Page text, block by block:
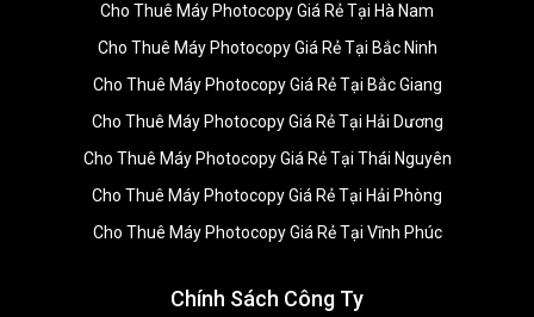
Cho Thuê Máy Photocopy Giá Rẻ Tại Hà Nam
Cho Thuê Máy Photocopy Giá Rẻ Tại Bắc Ninh
Cho Thuê Máy Photocopy Giá Rẻ Tại Bắc Giang
Cho Thuê Máy Photocopy Giá Rẻ Tại Hải Dương
Cho Thuê Máy Photocopy Giá Rẻ Tại Thái Nguyên
Cho Thuê Máy Photocopy Giá Rẻ Tại Hải Phòng
Cho Thuê Máy Photocopy Giá Rẻ Tại Vĩnh Phúc
Chính Sách Công Ty